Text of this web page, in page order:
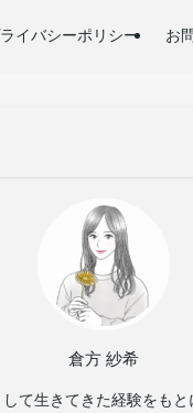
イバシーポリシー お
倉方 紗希
して生きてきた経験をもと